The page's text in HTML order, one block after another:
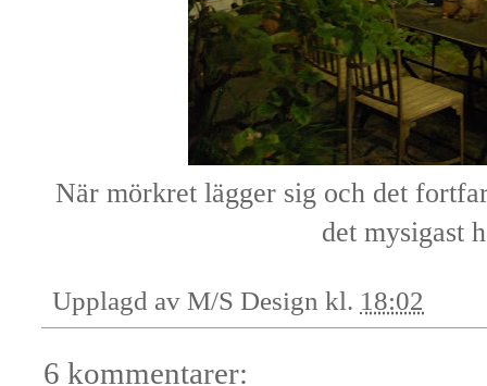
När mörkret lägger sig och det
det mysigast
Upplagd av M/S Design kl. 18:02
6 kommentarer: